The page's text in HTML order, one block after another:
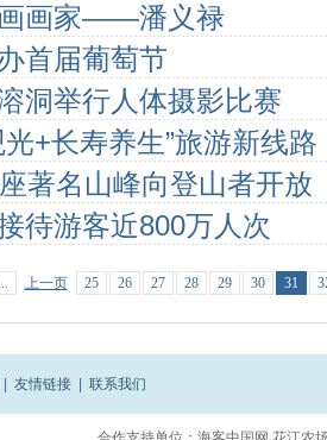
画家——潘义禄
首届葡萄节
洞举行人体摄影比赛
+长寿养生”旅游新线路
著名山峰向登山者开放
待游客近800万人次
上一页 25 26 27 28 29 30 31
友情链接 联系我们